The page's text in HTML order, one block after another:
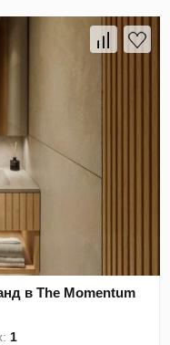
в The Momentum
1